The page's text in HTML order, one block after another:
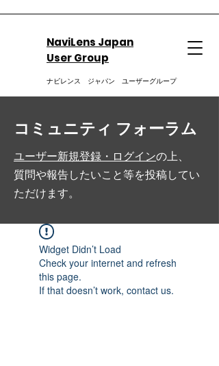
NaviLens Japan
User Group
ナビレンス ジャパン ユーザーグループ
コミュニティ フォーラム
ユーザー新規登録・ログインの上、
質問や報告したいこと等を投稿してい
ただけます。
Widget Didn’t Load
Check your internet and refresh
this page.
If that doesn’t work, contact us.